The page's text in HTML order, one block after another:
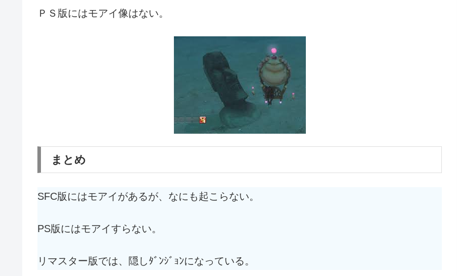
ＰＳ版にはモアイ像はない。
まとめ
SFC版にはモアイがあるが、なにも起こらない。
PS版にはモアイすらない。
リマスター版では、隠しﾀﾞﾝｼﾞｮﾝになっている。